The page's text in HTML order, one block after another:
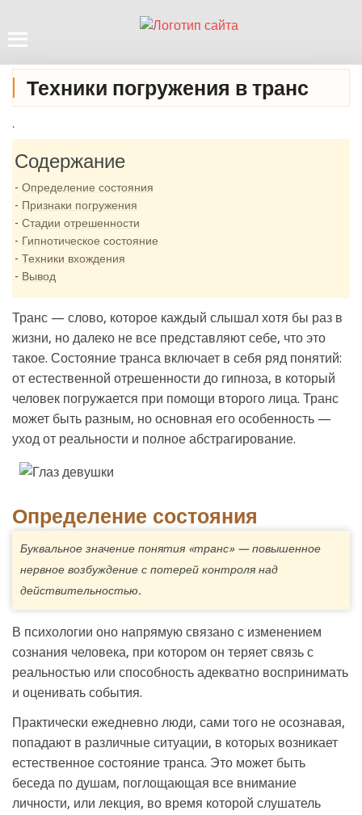
Техники погружения в транс
.
Содержание
Определение состояния
Признаки погружения
Стадии отрешенности
Гипнотическое состояние
Техники вхождения
Вывод
Транс — слово, которое каждый слышал хотя бы раз в
жизни, но далеко не все представляют себе, что это
такое. Состояние транса включает в себя ряд понятий:
от естественной отрешенности до гипноза, в который
человек погружается при помощи второго лица. Транс
может быть разным, но основная его особенность —
уход от реальности и полное абстрагирование.
Определение состояния
Буквальное значение понятия «транс» — повышенное
нервное возбуждение с потерей контроля над
действительностью.
В психологии оно напрямую связано с изменением
сознания человека, при котором он теряет связь с
реальностью или способность адекватно воспринимать
и оценивать события.
Практически ежедневно люди, сами того не осознавая,
попадают в различные ситуации, в которых возникает
естественное состояние транса. Это может быть
беседа по душам, поглощающая все внимание
личности, или лекция, во время которой слушатель